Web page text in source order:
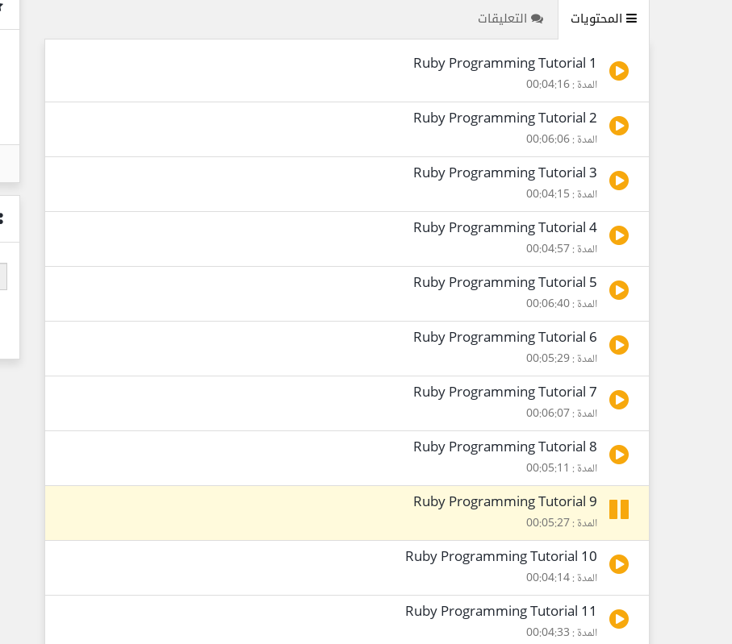
المحتويات التعليقات
Ruby Programming Tutorial 1
المدة : 00:04:16
Ruby Programming Tutorial 2
المدة : 00:06:06
Ruby Programming Tutorial 3
المدة : 00:04:15
Ruby Programming Tutorial 4
المدة : 00:04:57
Ruby Programming Tutorial 5
المدة : 00:06:40
Ruby Programming Tutorial 6
المدة : 00:05:29
Ruby Programming Tutorial 7
المدة : 00:06:07
Ruby Programming Tutorial 8
المدة : 00:05:11
Ruby Programming Tutorial 9
المدة : 00:05:27
Ruby Programming Tutorial 10
المدة : 00:04:14
Ruby Programming Tutorial 11
المدة : 00:04:33